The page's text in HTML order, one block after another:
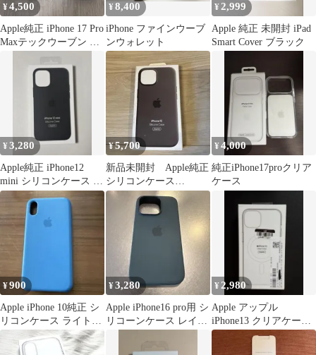
¥4,500
Apple純正 iPhone 17 Pro
Maxテックウーブン ブ
¥8,400
iPhone ファインウーブ
ンウォレット
¥ 2,999
Apple 純正 未開封 iPad
Smart Cover ブラック
¥3,280
Apple純正 iPhone12
mini シリコンケース ブ
ラック
¥5,700
新品未開封 Apple純正
シリコンケース
iPhone15 MagSafe対応
¥4,000
純正iPhone17proクリア
ケース
¥900
Apple iPhone 10純正 シ
リコンケース ライトブ
ルー
¥3,280
Apple iPhone16 pro用 シ
リコーンケース レイク
¥ 2,980
Apple アップル
iPhone13 クリアケース
新品